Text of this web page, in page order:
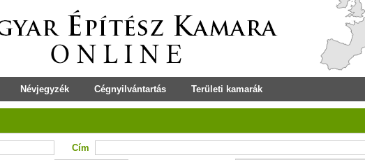
Névjegyzék Cégnyilvántartás Területi kamarák
Cím